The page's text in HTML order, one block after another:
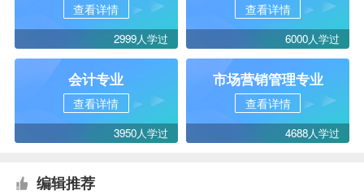
查看详情
2999人学过
查看详情
6000人学过
会计专业
查看详情
3950人学过
市场营销管理专业
查看详情
4688人学过
编辑推荐